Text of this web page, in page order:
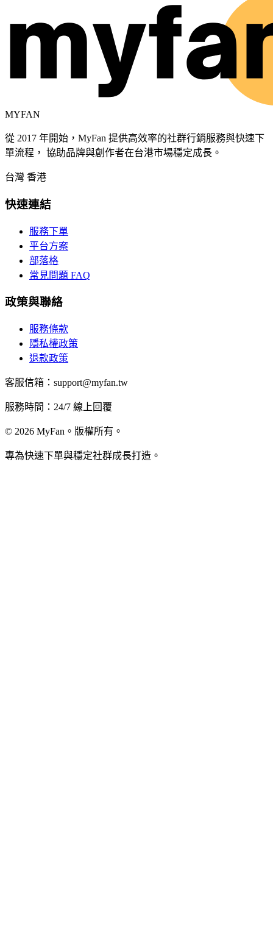
MYFAN
從 2017 年開始，MyFan 提供高效率的社群行銷服務與快速下
單流程， 協助品牌與創作者在台港市場穩定成長。
台灣 香港
快速連結
服務下單
平台方案
部落格
常見問題 FAQ
政策與聯絡
服務條款
隱私權政策
退款政策
客服信箱：support@myfan.tw
服務時間：24/7 線上回覆
© 2026 MyFan。版權所有。
專為快速下單與穩定社群成長打造。